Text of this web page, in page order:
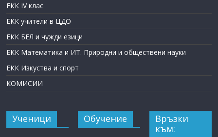
ЕКК IV клас
ЕКК учители в ЦДО
ЕКК БЕЛ и чужди езици
ЕКК Математика и ИТ. Природни и обществени науки
ЕКК Изкуства и спорт
КОМИСИИ
Ученици Обучение
Връзки
към: